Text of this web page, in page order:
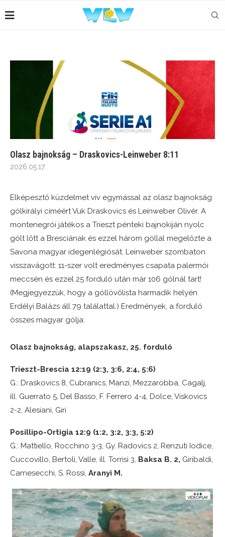
Olasz bajnokság – Draskovics-Leinweber 8:11
2026.05.17.
Elképesztő küzdelmet vív egymással az olasz bajnokság
gólkirályi címéért Vuk Draskovics és Leinweber Olivér. A
montenegrói játékos a Trieszt pénteki bajnokiján nyolc
gólt lőtt a Bresciának és ezzel három góllal megelőzte a
Savona magyar idegenlégiósát. Leinweber szombaton
visszavágott: 11-szer volt eredményes csapata palermói
meccsén és ezzel 25 forduló után már 106 gólnál tart!
(Megjegyezzük, hogy a góllövőlista harmadik helyén
Erdélyi Balázs áll 79 találattal.) Eredmények, a forduló
összes magyar gólja:
Olasz bajnokság, alapszakasz, 25. forduló
Trieszt-Brescia 12:19 (2:3, 3:6, 2:4, 5:6)
G.: Draskovics 8, Cubranics, Manzi, Mezzarobba, Cagalj,
ill. Guerrato 5, Del Basso, F. Ferrero 4-4, Dolce, Viskovics
2-2, Alesiani, Giri
Posillipo-Ortigia 12:9 (1:2, 3:2, 3:3, 5:2)
G.: Mattiello, Rocchino 3-3, Gy. Radovics 2, Renzuti Iodice,
Cuccovillo, Bertoli, Valle, ill. Torrisi 3, Baksa B. 2, Giribaldi,
Carnesecchi, S. Rossi, Aranyi M.